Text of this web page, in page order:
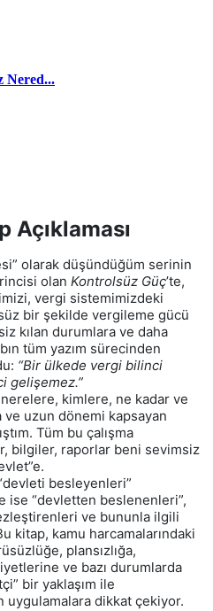
Nered...
Açıklaması
olarak düşündüğüm serinin
olan Kontrolsüz Güç’te,
vergi sistemimizdeki
bir şekilde vergileme gücü
kılan durumlara ve daha
tüm yazım sürecinden
“Bir ülkede vergi bilinci
gelişemez.”
kimlere, ne kadar ve
ve uzun dönemi kapsayan
Tüm bu çalışma
bilgiler, raporlar beni sevimsiz
besleyenleri”
ise “devletten beslenenleri”,
ve bununla ilgili
kitap, kamu harcamalarındaki
plansızlığa,
ve bazı durumlarda
bir yaklaşım ile
uygulamalara dikkat çekiyor.